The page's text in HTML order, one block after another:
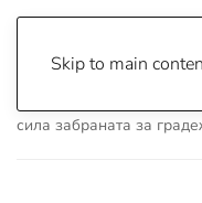
Skip to main
сила забраната за